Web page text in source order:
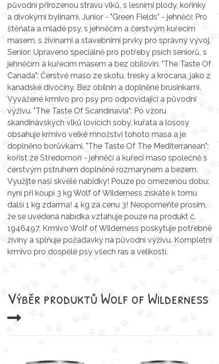
původní přirozenou stravu vlků, s lesními plody, kořínky
a divokými bylinami. Junior - "Green Fields" - jehněčí: Pro
štěňata a mladé psy, s jehněčím a čerstvým kuřecím
masem, s živinami a stavebními prvky pro správný vývoj.
Senior: Upraveno speciálně pro potřeby psích seniorů, s
jehněčím a kuřecím masem a bez obilovin. "The Taste Of
Canada": Čerstvé maso ze skotu, tresky a krocana, jako z
kanadské divočiny. Bez obilnin a doplněné brusinkami.
Vyvážené krmivo pro psy pro odpovídající a původní
výživu. "The Taste Of Scandinavia": Po vzoru
skandinávských vlků lovících soby, kuřata a lososy
obsahuje krmivo velké množství tohoto masa a je
doplněno borůvkami. "The Taste Of The Mediterranean":
kořist ze Středomoří - jehněčí a kuřecí maso společně s
čerstvým pstruhem doplněné rozmarýnem a bezem.
Využijte naší skvělé nabídky! Pouze po omezenou dobu:
nyní při koupi 3 kg Wolf of Wilderness získáte k tomu
další 1 kg zdarma! 4 kg za cenu 3! Neopomeňte prosím,
že se uvedená nabídka vztahuje pouze na produkt č.
1946497. Krmivo Wolf of Wilderness poskytuje potřebné
živiny a splňuje požadavky na původní výživu. Kompletní
krmivo pro dospělé psy všech ras a velikostí.
Výběr produktů Wolf of Wilderness